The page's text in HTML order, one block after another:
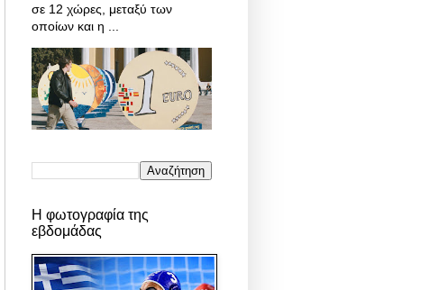
σε 12 χώρες, μεταξύ των
οποίων και η ...
Η φωτογραφία της
εβδομάδας